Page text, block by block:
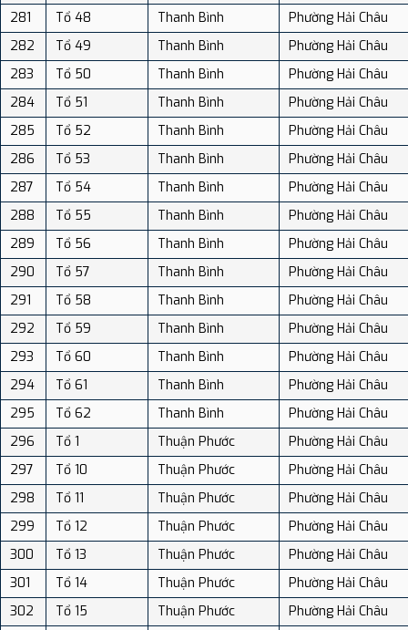
281
Tổ 48 Thanh Bình
Phường Hải Châu
282
Tổ 49 Thanh Bình
Phường Hải Châu
283
Tổ 50 Thanh Bình
Phường Hải Châu
284
Tổ 51 Thanh Bình
Phường Hải Châu
285
Tổ 52 Thanh Bình
Phường Hải Châu
286
Tổ 53 Thanh Bình
Phường Hải Châu
287
Tổ 54 Thanh Bình
Phường Hải Châu
288
Tổ 55 Thanh Bình
Phường Hải Châu
289
Tổ 56 Thanh Bình
Phường Hải Châu
290
Tổ 57 Thanh Bình
Phường Hải Châu
291
Tổ 58 Thanh Bình
Phường Hải Châu
292
Tổ 59 Thanh Bình
Phường Hải Châu
293
Tổ 60 Thanh Bình
Phường Hải Châu
294
Tổ 61 Thanh Bình
Phường Hải Châu
295
Tổ 62 Thanh Bình
Phường Hải Châu
296
Tổ 1 Thuận Phước
Phường Hải Châu
297
Tổ 10 Thuận Phước
Phường Hải Châu
298
Tổ 11 Thuận Phước
Phường Hải Châu
299
Tổ 12 Thuận Phước
Phường Hải Châu
300
Tổ 13 Thuận Phước
Phường Hải Châu
301
Tổ 14 Thuận Phước
Phường Hải Châu
302
Tổ 15 Thuận Phước
Phường Hải Châu